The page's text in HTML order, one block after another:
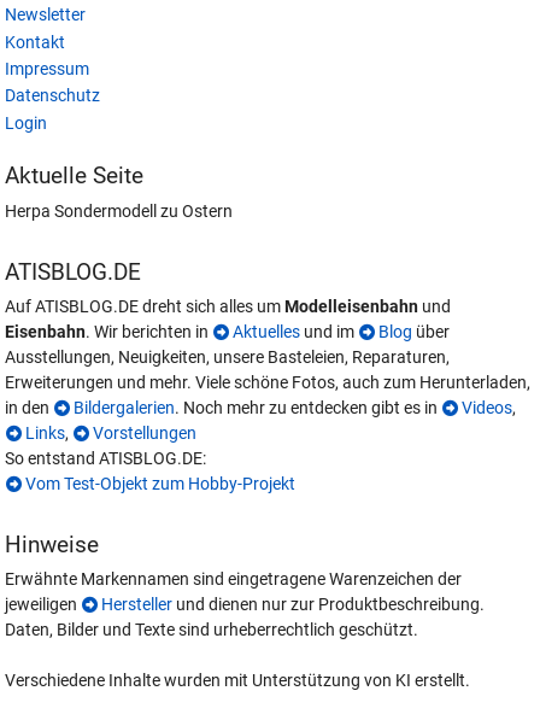
Newsletter
Kontakt
Impressum
Datenschutz
Login
Aktuelle Seite
Herpa Sondermodell zu Ostern
ATISBLOG.DE
Auf ATISBLOG.DE dreht sich alles umModelleisenbahn und
Eisenbahn. Wir berichten in Aktuelles und im Blog über
Ausstellungen, Neuigkeiten, unsere Basteleien, Reparaturen,
Erweiterungen und mehr. Viele schöne Fotos, auch zum Herunterladen,
in den
Bildergalerien. Noch mehr zu entdecken gibt es in Videos,
Links,
Vorstellungen
So entstand ATISBLOG.DE:
Vom Test-Objekt zum Hobby-Projekt
Hinweise
Erwähnte Markennamen sind eingetragene Warenzeichen der
jeweiligen
Hersteller und dienen nur zur Produktbeschreibung.
Daten, Bilder und Texte sind urheberrechtlich geschützt.
Verschiedene Inhalte wurden mit Unterstützung von KI erstellt.